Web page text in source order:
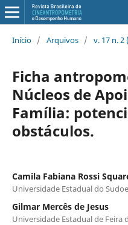
Início / Arquivos / v. 17 n. 2
Ficha
Núcleos de
Família:
obstáculos.
Camila Fabiana Rossi
Universidade Estadual do
Gilmar Mercês de Jesus
Universidade Estadual de Feira